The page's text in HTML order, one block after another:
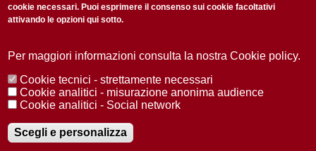
Accetto laPrivacy Policy
Redazione Copyright Privacy
Area stampa
© 2025 Università di Padova
Registrazione presso il Tribunale di Padova n. 2097/2012 del 18 giugno
2012
cookie necessari. Puoi esprimere il consenso sui cookie facoltativi
attivando le opzioni qui sotto.
Per maggiori informazioni consulta la nostra Cookie policy.
Cookie tecnici - strettamente necessari
Cookie analitici - misurazione anonima audience
Cookie analitici - Social network
Scegli e personalizza